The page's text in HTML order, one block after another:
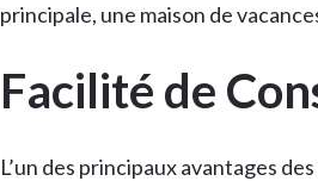
principale, une maison de
Facilité de
L’un des principaux avantages